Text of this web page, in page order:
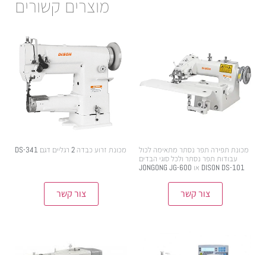
מוצרים קשורים
מכונת תפירה תפר נסתר מתאימה לכול
עבודות תפר נסתר ולכל סוגי הבדים
DISON DS-101 או JONGONG JG-600
צור קשר
מכונת זרוע כבדה 2 רגליים דגם DS-341
צור קשר